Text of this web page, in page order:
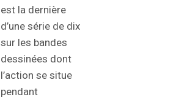
est la dernière
d’une série de dix
sur les bandes
dessinées dont
l’action se situe
pendant